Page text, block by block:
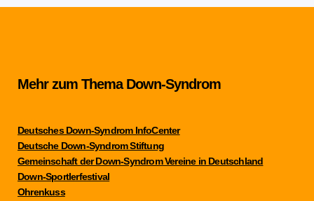
Mehr zum Thema Down-Syndrom
Deutsches Down-Syndrom InfoCenter
Deutsche Down-Syndrom Stiftung
Gemeinschaft der Down-Syndrom Vereine in Deutschland
Down-Sportlerfestival
Ohrenkuss